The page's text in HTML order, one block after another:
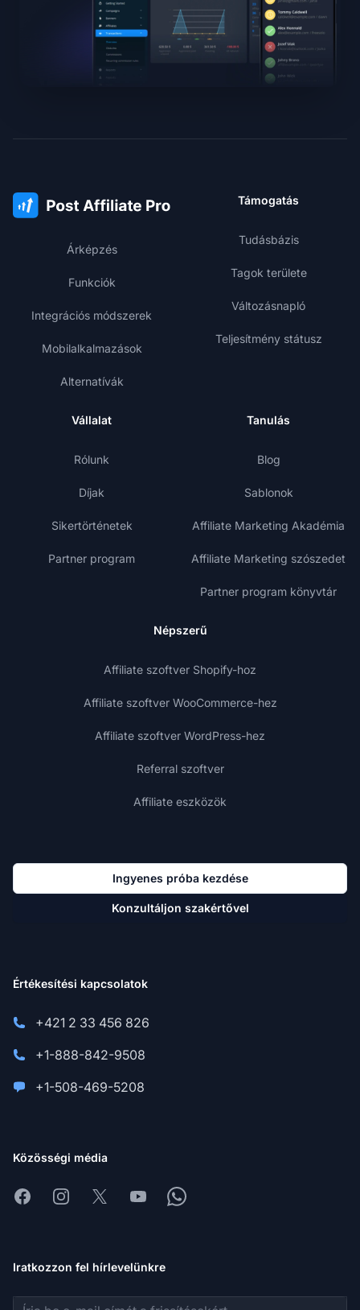
Árképzés
Funkciók
Integrációs módszerek
Mobilalkalmazások
Alternatívák
Támogatás
Tudásbázis
Tagok területe
Változásnapló
Teljesítmény státusz
Vállalat
Rólunk
Díjak
Sikertörténetek
Partner program
Tanulás
Blog
Sablonok
Affiliate Marketing Akadémia
Affiliate Marketing szószedet
Partner program könyvtár
Népszerű
Affiliate szoftver Shopify-hoz
Affiliate szoftver WooCommerce-hez
Affiliate szoftver WordPress-hez
Referral szoftver
Affiliate eszközök
Ingyenes próba kezdése
Konzultáljon szakértővel
Értékesítési kapcsolatok
+421 2 33 456 826
+1-888-842-9508
+1-508-469-5208
Közösségi média
FacebookInstagram
X YoutubeWhatsapp
Iratkozzon fel hírlevelünkre
E-mail cím